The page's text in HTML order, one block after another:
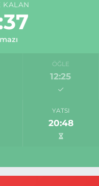
KALAN
ÖĞLE
12:25
YATSI
20:48